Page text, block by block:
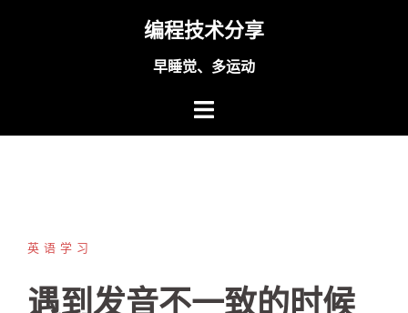
编程技术分享
早睡觉、多运动
英语学习
遇到发音不一致的时候